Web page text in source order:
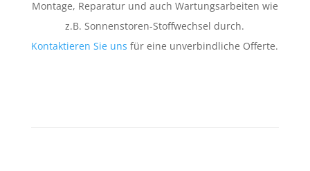
Montage, Reparatur und auch Wartungsarbeiten wie
z.B. Sonnenstoren-Stoffwechsel durch.
Kontaktieren Sie uns für eine unverbindliche Offerte.